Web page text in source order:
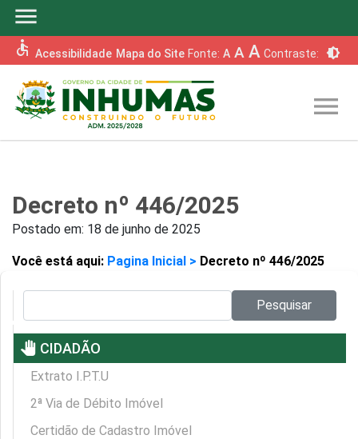
menu
accessible Acessibilidade Mapa do Site Fonte: A A A Contraste: brightness_6
menu
Decreto nº 446/2025
Postado em: 18 de junho de 2025
Você está aqui: Pagina Inicial > Decreto nº 446/2025
Pesquisar
pan_tool CIDADÃO
Extrato I.P.T.U
2ª Via de Débito Imóvel
Certidão de Cadastro Imóvel